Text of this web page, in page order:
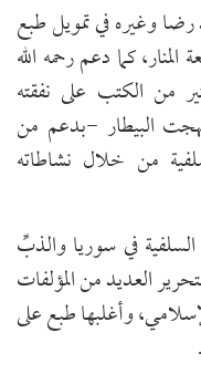
وغيره في تمويل طبع
كما دعم رحمه الله
من الكتب على نفقته
البيطار -بدعم من
من خلال نشاطاته
في سوريا والذبِّ
العديد من المؤلفات
وأغلبها طبع على